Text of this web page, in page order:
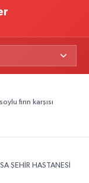
fırın karşısı
ŞEHİR HASTANESİ